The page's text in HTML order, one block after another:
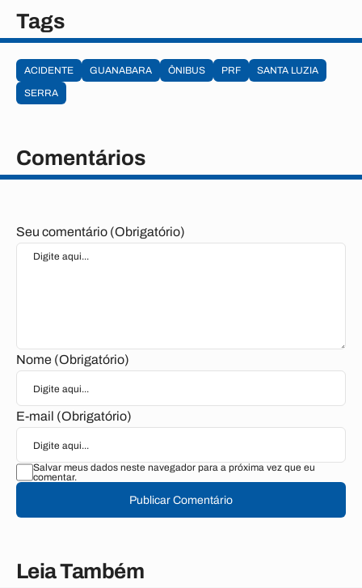
Tags
ACIDENTE GUANABARA ÔNIBUS PRF
SANTA LUZIA
SERRA
Comentários
Seu comentário (Obrigatório)
Nome (Obrigatório)
E-mail (Obrigatório)
Salvar meus dados neste navegador para a próxima vez que eu
comentar.
Publicar Comentário
Leia Também